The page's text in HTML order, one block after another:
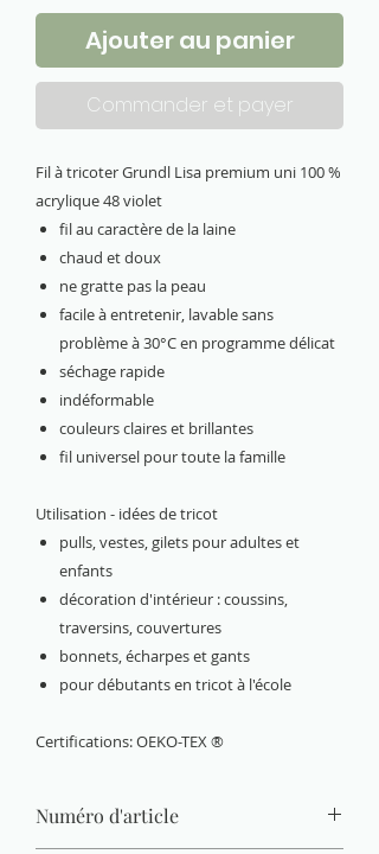
Ajouter au panier
Commander et payer
Fil à tricoter Grundl Lisa premium uni 100 %
acrylique 48 violet
fil au caractère de la laine
chaud et doux
ne gratte pas la peau
facile à entretenir, lavable sans
problème à 30°C en programme délicat
séchage rapide
indéformable
couleurs claires et brillantes
fil universel pour toute la famille
Utilisation - idées de tricot
pulls, vestes, gilets pour adultes et
enfants
décoration d'intérieur : coussins,
traversins, couvertures
bonnets, écharpes et gants
pour débutants en tricot à l'école
Certifications: OEKO-TEX ®
Numéro d'article